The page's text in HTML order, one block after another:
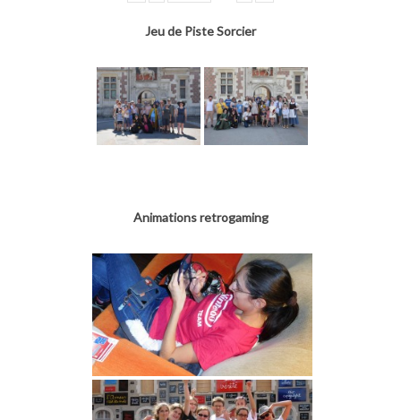
Jeu de Piste Sorcier
Animations retrogaming